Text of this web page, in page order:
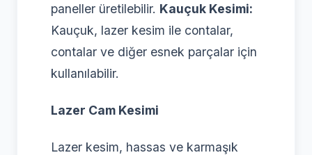
paneller üretilebilir. Kauçuk Kesimi:
Kauçuk, lazer kesim ile contalar,
contalar ve diğer esnek parçalar için
kullanılabilir.
Lazer Cam Kesimi
Lazer kesim, hassas ve karmaşık